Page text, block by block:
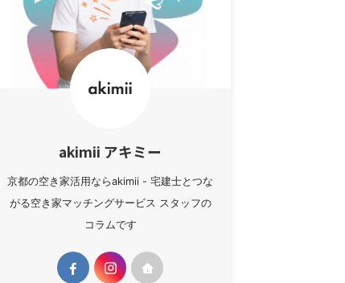
akimii アキミー
京都の空き家活用ならakimii - 宅建士とつな
がる空き家マッチングサービス スタッフの
コラムです